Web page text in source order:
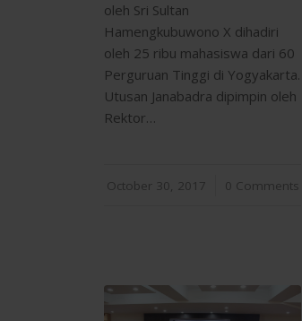
oleh Sri Sultan
Hamengkubuwono X dihadiri
oleh 25 ribu mahasiswa dari 60
Perguruan Tinggi di Yogyakarta.
Utusan Janabadra dipimpin oleh
Rektor…
October 30, 2017
/ 0 Comments